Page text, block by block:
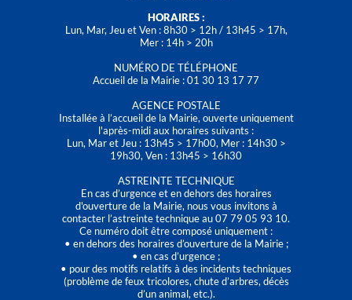
HORAIRES :
Lun, Mar, Jeu et Ven : 8h30 > 12h / 13h45 > 17h,
Mer : 14h > 20h
NUMÉRO DE TÉLÉPHONE
Accueil de la Mairie : 01 30 13 17 77
AGENCE POSTALE
Installée à l’accueil de la Mairie, ouverte uniquement
l'après-midi aux horaires suivants :
Lun, Mar et Jeu : 13h45 > 17h00, Mer : 14h30 >
19h30, Ven : 13h45 > 16h30
ASTREINTE TECHNIQUE
En cas d’urgence et en dehors des horaires
d'ouverture de la Mairie, nous vous invitons à
contacter l’astreinte technique au 07 79 05 93 10.
Ce numéro doit être composé uniquement :
• en dehors des horaires d’ouverture de la Mairie ;
• en cas d’urgence ;
• pour des motifs relatifs à des incidents techniques
(problème de feux tricolores, chute d’arbres, décès
d’un animal, etc.).